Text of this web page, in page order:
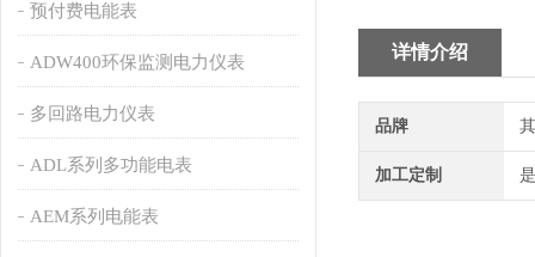
预付费电能表
ADW400环保监测电力仪表
多回路电力仪表
ADL系列多功能电表
AEM系列电能表
详情介绍
品牌
加工定制